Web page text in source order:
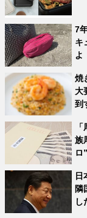
7
キ
よ
焼
大
到
族
ロ
日
隣
し